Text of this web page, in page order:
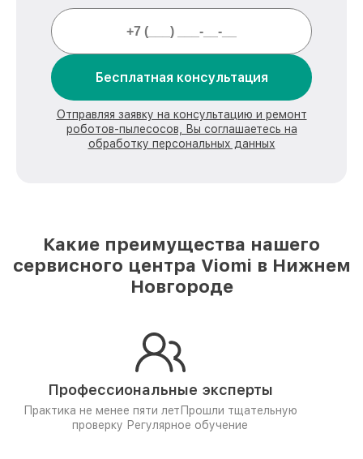
Бесплатная консультация
Отправляя заявку на консультацию и ремонт
роботов-пылесосов, Вы соглашаетесь на
обработку персональных данных
Какие преимущества нашего
сервисного центра Viomi в Нижнем
Новгороде
Профессиональные эксперты
Практика не менее пяти лет Прошли тщательную
проверку Регулярное обучение